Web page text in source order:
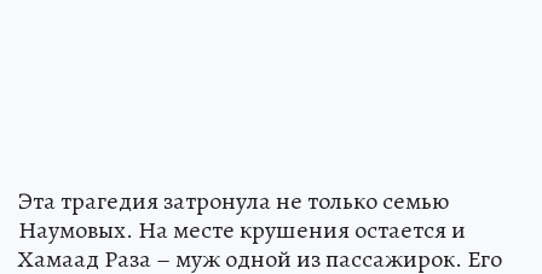
Эта трагедия затронула не только семью
Наумовых. На месте крушения остается и
Хамаад Раза – муж одной из пассажирок. Его